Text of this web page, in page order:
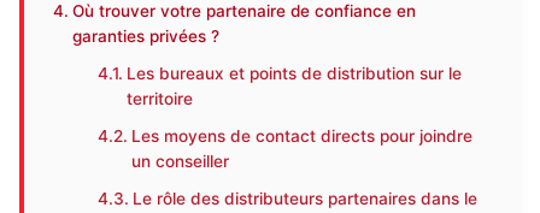
Où trouver votre partenaire de confiance en
garanties privées ?
Les bureaux et points de distribution sur le
territoire
Les moyens de contact directs pour joindre
un conseiller
Le rôle des distributeurs partenaires dans le